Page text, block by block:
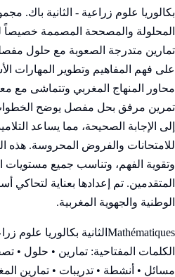
بكالوريا علوم زراعية - الثانية باك.
المحلولة والمصححة المصممة
تمارين متدرجة الصعوبة مع حلول
على فهم المفاهيم وتطوير المهارات
محاور المنهاج المغربي وتتماشى مع
تمرين مرفق بحل مفصل يوضح
إلى الإجابة الصحيحة، مما يساعد
للامتحانات والفروض المحروسة. هذه
وتقوية الفهم، وتناسب جميع مستويات
المتقدمين. تم إعدادها بعناية لتحاكي
الوطنية والجهوية المغربية.
Mathématiques الثانية بكالوريا علوم
الكلمات المفتاحية: تمارين • حلول •
مسائل • أنشطة • تدريبات • تمارين